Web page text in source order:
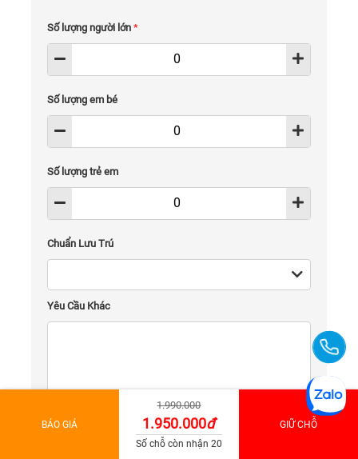
Số lượng người lớn *
Số lượng em bé
Số lượng trẻ em
Chuẩn Lưu Trú
Yêu Cầu Khác
BÁO GIÁ
1.990.000
1.950.000đ
Số chỗ còn nhận 20
GIỮ CHỖ